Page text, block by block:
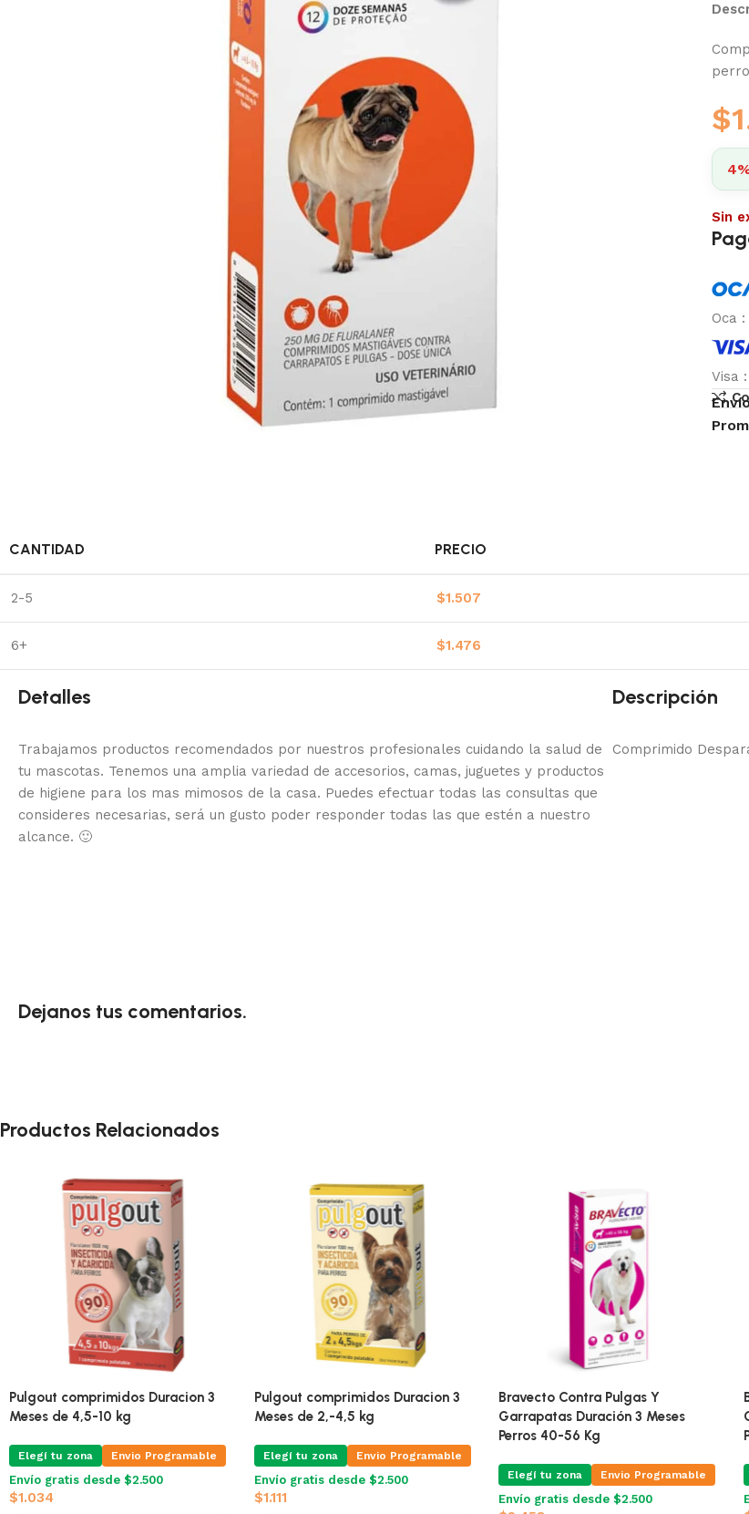
$
Sin
Oca :
Visa :
CANTIDAD PRECIO
2-5 $1.507
6+ $1.476
Detalles
Trabajamos productos recomendados por nuestros profesionales cuidando la salud de
tu mascotas. Tenemos una amplia variedad de accesorios, camas, juguetes y productos
de higiene para los mas mimosos de la casa. Puedes efectuar todas las consultas que
consideres necesarias, será un gusto poder responder todas las que estén a nuestro
alcance. 🙂
Descripción
Comprimido
Dejanos tus comentarios.
Productos Relacionados
Pulgout comprimidos Duracion 3
Meses de 4,5-10 kg
Elegí tu zona Envio Programable
Envío gratis desde $2.500
$1.034
Pulgout comprimidos Duracion 3
Meses de 2,-4,5 kg
Elegí tu zona Envio Programable
Envío gratis desde $2.500
$1.111
Bravecto Contra Pulgas Y
Garrapatas Duración 3 Meses
Perros 40-56 Kg
Elegí tu zona Envio Programable
Envío gratis desde $2.500